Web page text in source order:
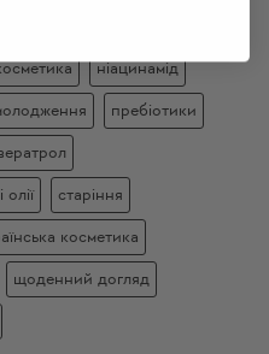
ніацинамід
пребіотики
старіння
косметика
щоденний догляд